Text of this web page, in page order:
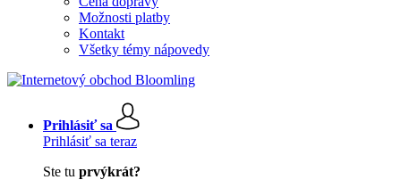
Možnosti platby
Kontakt
Všetky témy nápovedy
Prihlásiť sa
Prihlásiť sa teraz
Ste tu prvýkrát?